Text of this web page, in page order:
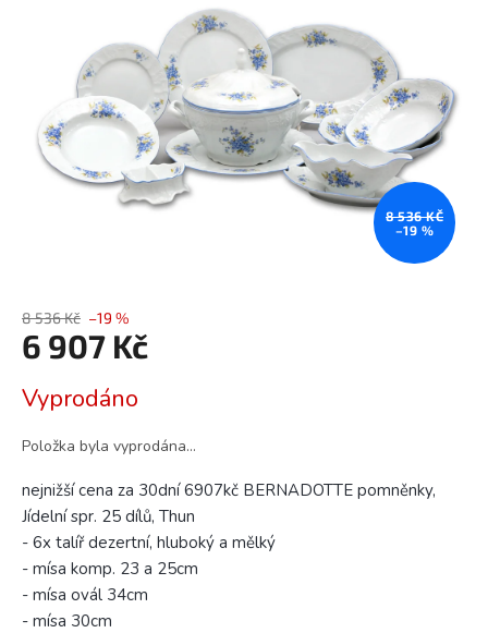
8 536 KČ
–19 %
8 536 Kč –19 %
6 907 Kč
cena:
Vyprodáno
Položka byla vyprodána…
nejnižší cena za 30dní 6907kč BERNADOTTE pomněnky,
Jídelní spr. 25 dílů, Thun
- 6x talíř dezertní, hluboký a mělký
- mísa komp. 23 a 25cm
- mísa ovál 34cm
- mísa 30cm